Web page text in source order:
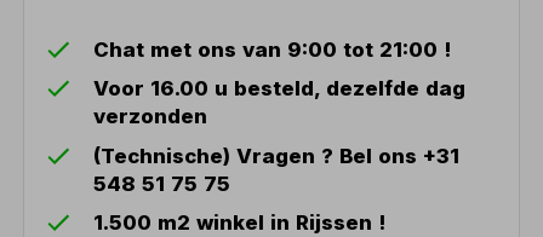
Chat met ons van 9:00 tot 21:00 !
Voor 16.00 u besteld, dezelfde dag
verzonden
(Technische) Vragen ? Bel ons +31
548 51 75 75
1.500 m2 winkel in Rijssen !